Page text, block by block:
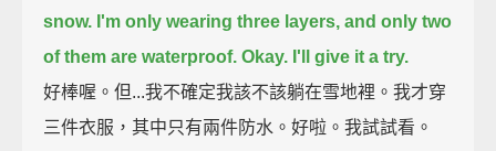
snow. I'm only wearing three layers, and only two
of them are waterproof. Okay. I'll give it a try.
好棒喔。但...我不確定我該不該躺在雪地裡。我才穿
三件衣服，其中只有兩件防水。好啦。我試試看。